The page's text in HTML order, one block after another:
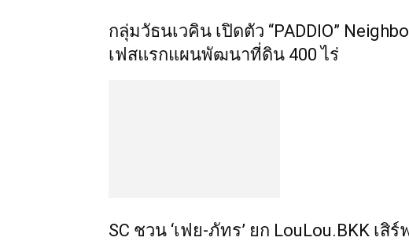
กลุ่มวัธนเวคิน เปิดตัว “PADDIO”
เฟสแรกแผนพัฒนาที่ดิน 400 ไร่
SC ชวน ‘เฟย-ภัทร’ ยก LouLou.BKK เ